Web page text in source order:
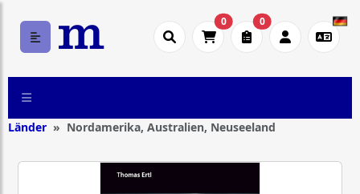
0 0
Länder Nordamerika, Australien, Neuseeland